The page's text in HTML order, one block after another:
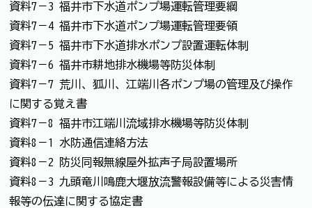
資料7－3 福井市下水道ポンプ場運転管理要綱
資料7－4 福井市下水道ポンプ場運転管理要領
資料7－5 福井市下水道排水ポンプ設置運転体制
資料7－6 福井市耕地排水機場等防災体制
資料7－7 荒川、狐川、江端川各ポンプ場の管理及び操作
に関する覚え書
資料7－8 福井市江端川流域排水機場等防災体制
資料8－1 水防通信連絡方法
資料8－2 防災同報無線屋外拡声子局設置場所
資料8－3 九頭竜川鳴鹿大堰放流警報設備等による災害情
報等の伝達に関する協定書